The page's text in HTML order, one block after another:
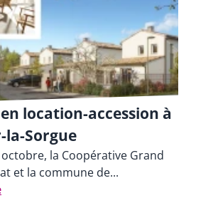
location-accession à
la-Sorgue
la Coopérative Grand
et la commune de...